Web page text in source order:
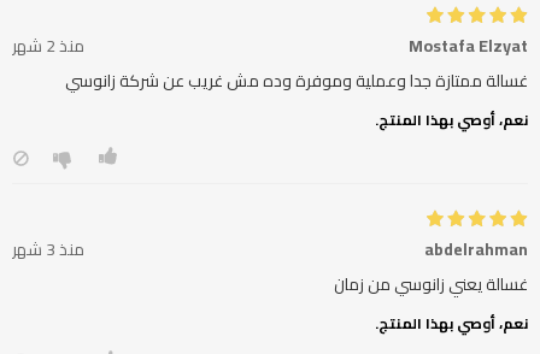
Mostafa Elzyat
منذ 2 شهر
غسالة ممتازة جدا وعملية وموفرة وده مش غريب عن شركة زانوسي
نعم، أوصي بهذا المنتج.
abdelrahman
منذ 3 شهر
غسالة يعني زانوسي من زمان
نعم، أوصي بهذا المنتج.